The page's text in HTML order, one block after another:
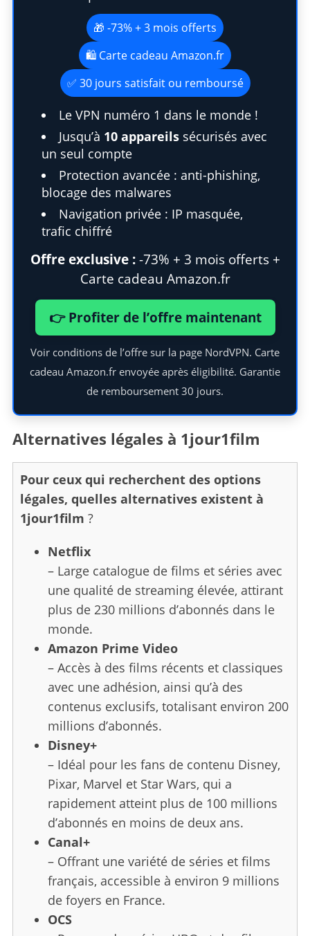
🎁 -73% + 3 mois offerts
🛍️ Carte cadeau Amazon.fr
✅ 30 jours satisfait ou remboursé
Le VPN numéro 1 dans le monde !
Jusqu’à 10 appareilssécurisés avec
un seul compte
Protection avancée : anti-phishing,
blocage des malwares
Navigation privée : IP masquée,
trafic chiffré
Offre exclusive :-73% + 3 mois offerts +
Carte cadeau Amazon.fr
👉 Profiter de l’offre maintenant
Voir conditions de l’offre sur la page NordVPN. Carte
cadeau Amazon.fr envoyée après éligibilité. Garantie
de remboursement 30 jours.
Alternatives légales à 1jour1film
Pour ceux qui recherchent des options
légales, quelles alternatives existent à
1jour1film ?
Netflix
– Large catalogue de films et séries avec
une qualité de streaming élevée, attirant
plus de 230 millions d’abonnés dans le
monde.
Amazon Prime Video
– Accès à des films récents et classiques
avec une adhésion, ainsi qu’à des
contenus exclusifs, totalisant environ 200
millions d’abonnés.
Disney+
– Idéal pour les fans de contenu Disney,
Pixar, Marvel et Star Wars, qui a
rapidement atteint plus de 100 millions
d’abonnés en moins de deux ans.
Canal+
– Offrant une variété de séries et films
français, accessible à environ 9 millions
de foyers en France.
OCS